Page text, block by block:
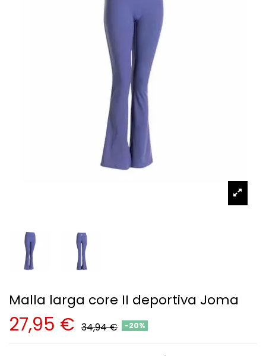
Malla larga core II deportiva Joma
27,95 € 34,94 € -20%